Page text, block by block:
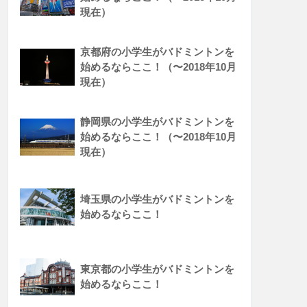
現在）
京都府の小学生がバドミントンを
始めるならここ！（〜2018年10月
現在）
静岡県の小学生がバドミントンを
始めるならここ！（〜2018年10月
現在）
埼玉県の小学生がバドミントンを
始めるならここ！
東京都の小学生がバドミントンを
始めるならここ！